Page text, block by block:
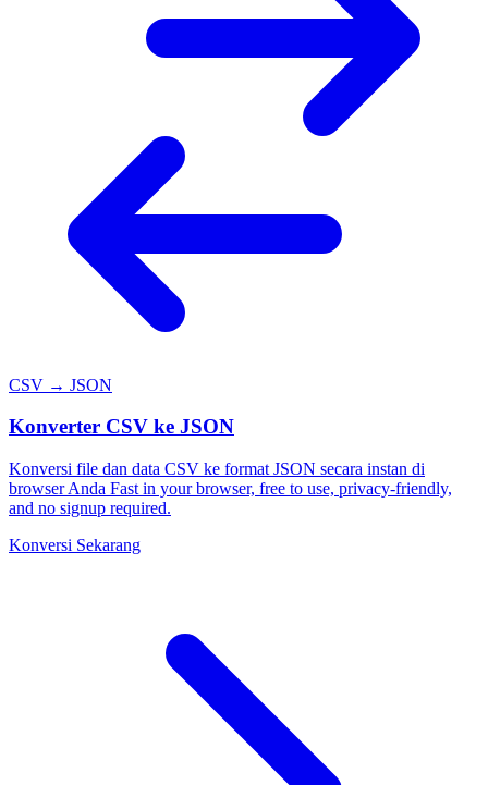
CSV → JSON
Konverter CSV ke JSON
Konversi file dan data CSV ke format JSON secara instan di
browser Anda Fast in your browser, free to use, privacy-friendly,
and no signup required.
Konversi Sekarang